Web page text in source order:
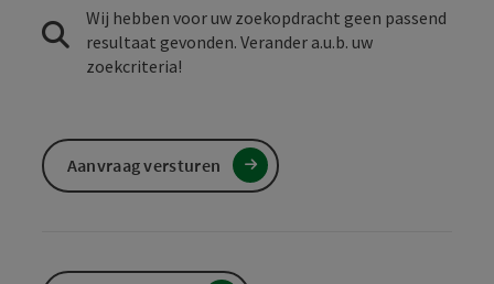
Wij hebben voor uw zoekopdracht geen passend
resultaat gevonden. Verander a.u.b. uw
zoekcriteria!
Aanvraag versturen